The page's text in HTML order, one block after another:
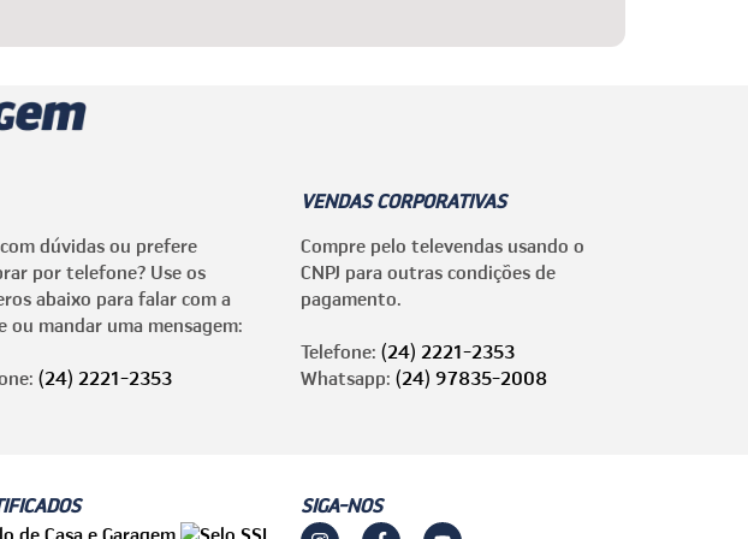
dúvidas ou prefere
por telefone? Use os
abaixo para falar com a
ou mandar uma mensagem:
(24) 2221-2353
VENDAS CORPORATIVAS
Compre pelo televendas usando o
CNPJ para outras condições de
pagamento.
Telefone: (24) 2221-2353
Whatsapp: (24) 97835-2008
SIGA-NOS